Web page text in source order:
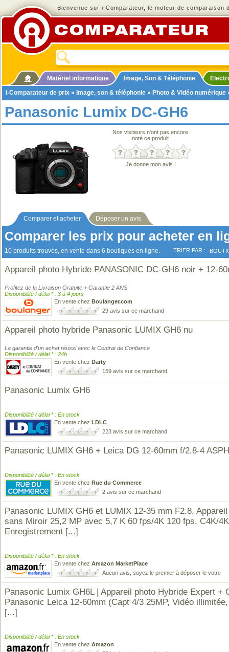
Bienvenue sur i-Comparateur, le moteur de comparaison
Matériel informatique Image, Son & Téléphonie
i-Comparateur de prix » Image, son & téléphonie » Photo & Vidéo numérique
Panasonic Lumix DC-GH6
Nos visiteurs n'ont pas encore
noté ce produit
Je donne mon avis !
Comparer et acheter Déposer un avis
Comparer les prix pour acheter en
10 produits trouvés, en vente dans 6 boutiques en ligne. TRIER PAR :
Appareil photo Hybride PANASONIC DC-GH6 noir + 12-
Profitez de la Livraison Gratuite + Garantie 2 ANS
Disponibilité / délai * : 3 à 4 jours
En vente chez Boulanger.com
29 avis sur ce marchand
Appareil photo hybride Panasonic LUMIX GH6 nu
La garantie d'un achat réussi avec le Contrat de Confiance
Disponibilité / délai * : 24h
En vente chez Darty
159 avis sur ce marchand
Panasonic Lumix GH6
Disponibilité / délai * : En stock
En vente chez LDLC
223 avis sur ce marchand
Panasonic LUMIX GH6 + Leica DG 12-60mm f/2.8-4
Disponibilité / délai * : En stock
En vente chez Rue du Commerce
2 avis sur ce marchand
Panasonic LUMIX GH6 et LUMIX 12-35 mm F2.8,
sans Miroir 25,2 MP avec 5,7 K 60 fps/4K 120 fps, C4K/
Enregistrement [...]
Disponibilité / délai * : En stock
En vente chez Amazon MarketPlace
Aucun avis, soyez le premier à déposer le votre
Panasonic Lumix GH6L | Appareil photo Hybride Expert +
Panasonic Leica 12-60mm (Capt 4/3 25MP, Vidéo
[...]
Disponibilité / délai * : En stock
En vente chez Amazon